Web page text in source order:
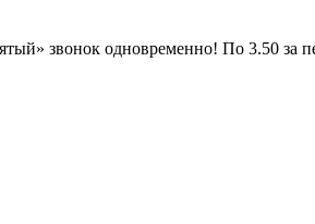
звонок одновременно! По 3.50 за